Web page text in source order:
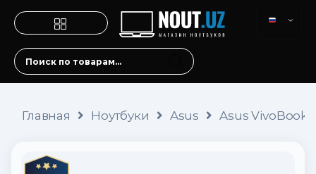
Главная Ноутбуки Asus Asus VivoBook